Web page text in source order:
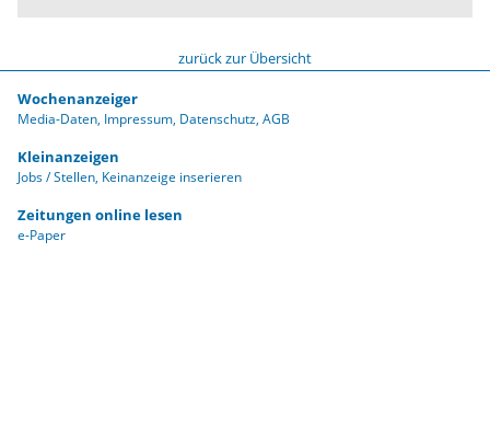
zurück zur Übersicht
Wochenanzeiger
Media-Daten Impressum Datenschutz AGB
Kleinanzeigen
Jobs / Stellen Keinanzeige inserieren
Zeitungen online lesen
e-Paper